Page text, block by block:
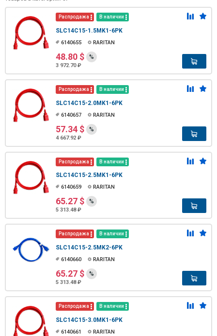
Распродажа В наличии
SLC14C15-1.5MK1-6PK
6140655 RARITAN
48.80 $
3 972.70 ₽
%
Распродажа В наличии
SLC14C15-2.0MK1-6PK
6140657 RARITAN
57.34 $
4 667.92 ₽
%
Распродажа В наличии
SLC14C15-2.5MK1-6PK
6140659 RARITAN
65.27 $
5 313.48 ₽
%
Распродажа В наличии
SLC14C15-2.5MK2-6PK
6140660 RARITAN
65.27 $
5 313.48 ₽
%
Распродажа В наличии
SLC14C15-3.0MK1-6PK
6140661 RARITAN